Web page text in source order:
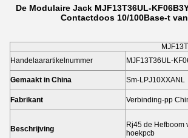
De Modulaire Jack MJF13T36UL-
Contactdoos 10/100Base-t
Handelaarartikelnummer
MJF13T36UL-
Gemaakt in China Sm-LPJ10XXANL
Fabrikant Verbinding-pp
Beschrijving
Rj45 de Hefboom
hoekpcb